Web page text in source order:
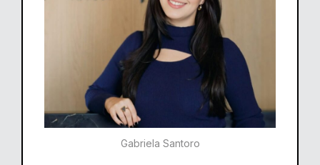
Gabriela Santoro​